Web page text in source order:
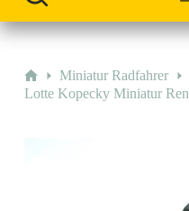
StartMiniatur Radfahrer
Lotte Kopecky Miniatur